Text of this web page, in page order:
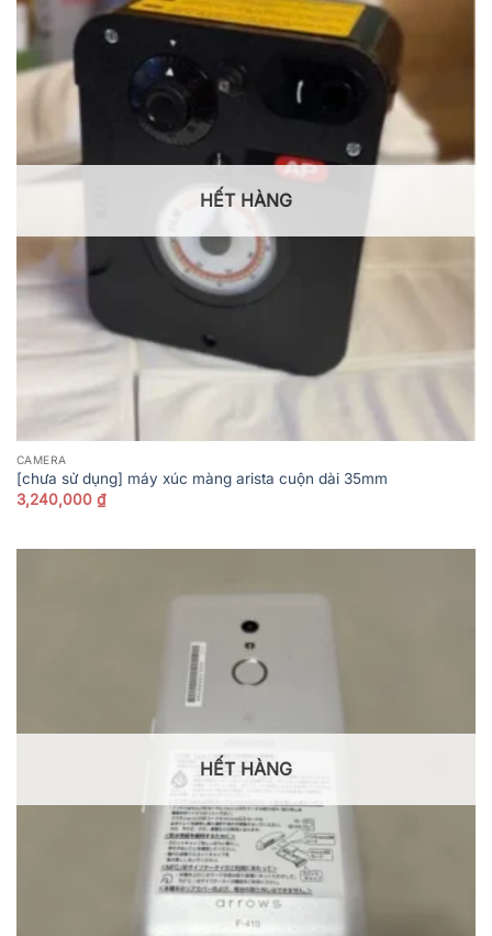
HẾT HÀNG
CAMERA
[chưa sử dụng] máy xúc màng arista cuộn dài 35mm
3,240,000 ₫
HẾT HÀNG